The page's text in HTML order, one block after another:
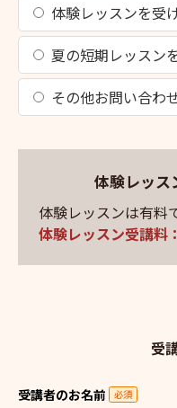
体験レッスンを受
夏の短期レッスン
その他お問い合わ
体験レッス
体験レッスンは有料
体験レッスン受講料
受
受講者のお名前 必須